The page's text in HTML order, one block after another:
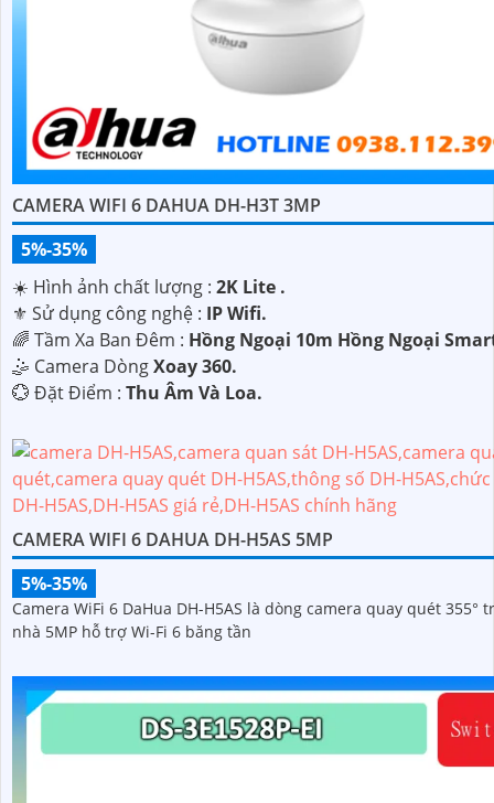
CAMERA WIFI 6 DAHUA DH-H3T 3MP
5%-35%
☀️ Hình ảnh chất lượng : 2K Lite .
⚜️ Sử dụng công nghệ : IP Wifi.
🌈 Tầm Xa Ban Đêm : Hồng Ngoại 10m Hồng Ngoại
🤹 Camera DòngXoay 360.
️💮 Đặt Điểm : Thu Âm Và Loa.
CAMERA WIFI 6 DAHUA DH-H5AS 5MP
5%-35%
Camera WiFi 6 DaHua DH-H5AS là dòng camera quay quét 355°
nhà 5MP hỗ trợ Wi-Fi 6 băng tần